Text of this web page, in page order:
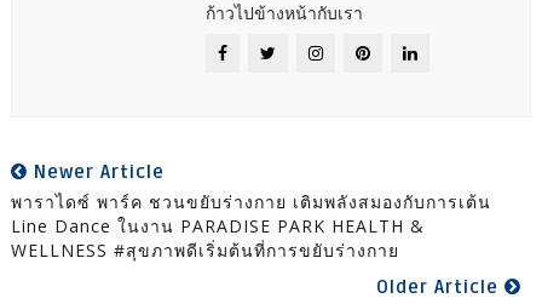
ก้าวไปข้างหน้ากับเรา
Newer Article
พาราไดซ์ พาร์ค ชวนขยับร่างกาย เติมพลังสมองกับการเต้น
Line Dance ในงาน PARADISE PARK HEALTH &
WELLNESS #สุขภาพดีเริ่มต้นที่การขยับร่างกาย
Older Article